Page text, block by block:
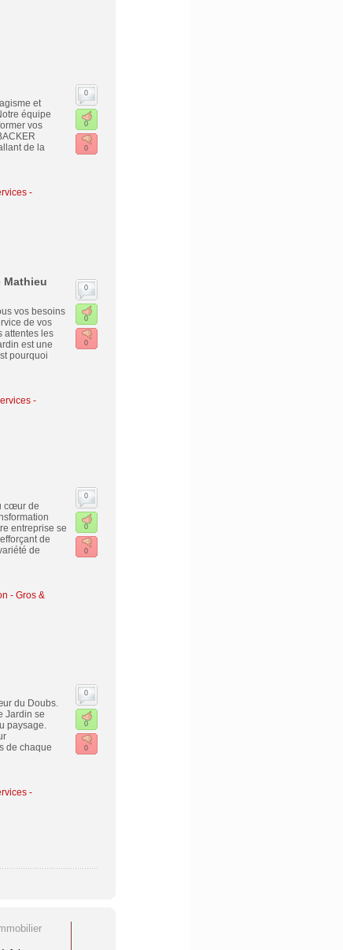
et
équipe
vos
de la
-
0
0
0
Mathieu
vos besoins
de vos
attentes les
est une
pourquoi
-
0
0
0
cœur de
entreprise se
de
de
- Gros &
0
0
0
du Doubs.
Jardin se
paysage.
de chaque
-
0
0
0